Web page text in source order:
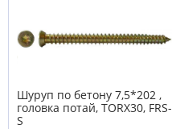
Шуруп по бетону 7,5*202 ,
головка потай, TORX30, FRS-
S